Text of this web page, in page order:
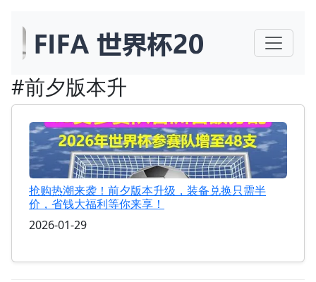
#前夕版本升
抢购热潮来袭！前夕版本升级，装备兑换只需半
价，省钱大福利等你来享！
2026-01-29